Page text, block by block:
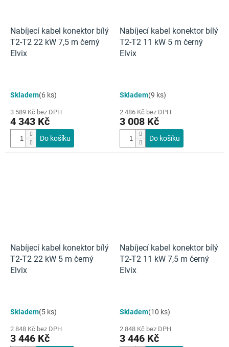
Nabíjecí kabel konektor bílý
T2-T2 22 kW 7,5 m černý
Elvix
Skladem(6 ks)
3 589 Kč bez DPH
4 343 Kč
Do košíku
Nabíjecí kabel konektor bílý
T2-T2 11 kW 5 m černý
Elvix
Skladem(9 ks)
2 486 Kč bez DPH
3 008 Kč
Do košíku
Nabíjecí kabel konektor bílý
T2-T2 22 kW 5 m černý
Elvix
Skladem(5 ks)
2 848 Kč bez DPH
3 446 Kč
Nabíjecí kabel konektor bílý
T2-T2 11 kW 7,5 m černý
Elvix
Skladem(10 ks)
2 848 Kč bez DPH
3 446 Kč